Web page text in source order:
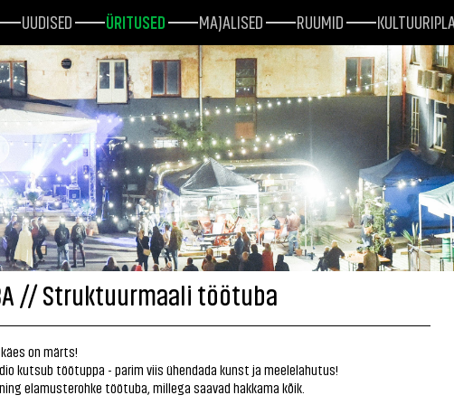
UUDISED ÜRITUSED MAJALISED RUUMID
// Struktuurmaali töötuba
on märts!
kutsub töötuppa - parim viis ühendada kunst ja meelelahutus!
elamusterohke töötuba, millega saavad hakkama kõik.